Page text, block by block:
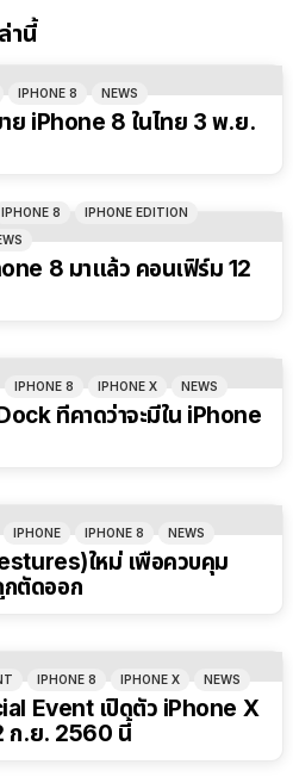
านี้
IPHONE 8 NEWS
ย iPhone 8 ในไทย 3 พ.ย.
IPHONE 8
IPHONE EDITION
8 มาแล้ว คอนเฟิร์ม 12
IPHONE 8 IPHONE X NEWS
ที่คาดว่าจะมีใน iPhone
IPHONE IPHONE 8 NEWS
ใหม่ เพื่อควบคุม
ตัดออก
IPHONE 8 IPHONE X NEWS
Event เปิดตัว iPhone X
ก.ย. 2560 นี้